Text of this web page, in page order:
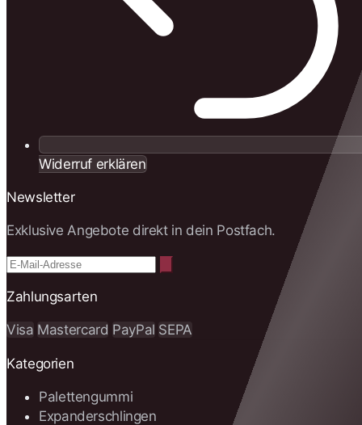
Widerruf erklären
Newsletter
Exklusive Angebote direkt in dein Postfach.
Zahlungsarten
Visa Mastercard PayPal SEPA
Kategorien
Palettengummi
Expanderschlingen